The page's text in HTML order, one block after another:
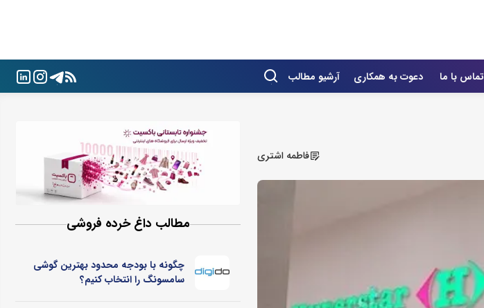
تماس با ما دعوت به همکاری آرشیو مطالب
فاطمه اشتری
مطالب داغ خرده فروشی
چگونه با بودجه محدود بهترین گوشی
سامسونگ را انتخاب کنیم؟